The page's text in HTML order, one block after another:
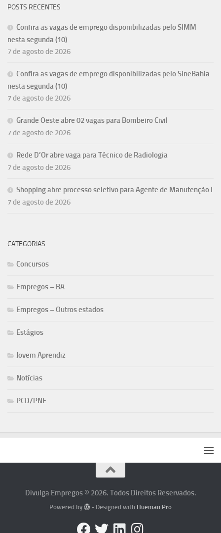
POSTS RECENTES
Confira as vagas de emprego disponibilizadas pelo SIMM
nesta segunda (10)
7 de agosto de 2026
Confira as vagas de emprego disponibilizadas pelo SineBahia
nesta segunda (10)
7 de agosto de 2026
Grande Oeste abre 02 vagas para Bombeiro Civil
7 de agosto de 2026
Rede D’Or abre vaga para Técnico de Radiologia
7 de agosto de 2026
Shopping abre processo seletivo para Agente de Manutenção I
7 de agosto de 2026
CATEGORIAS
Concursos
Empregos – BA
Empregos – Outros estados
Estágios
Jovem Aprendiz
Notícias
PCD/PNE
Divulga Empregos © 2026. Todos Direitos Reservados.
Powered by - Designed with Hueman Pro